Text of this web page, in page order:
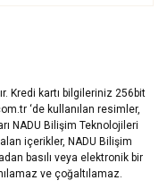
Kredi kartı bilgileriniz 256bit
‘de kullanılan resimler,
NADU Bilişim Teknolojileri
içerikler, NADU Bilişim
basılı veya elektronik bir
ve çoğaltılamaz.